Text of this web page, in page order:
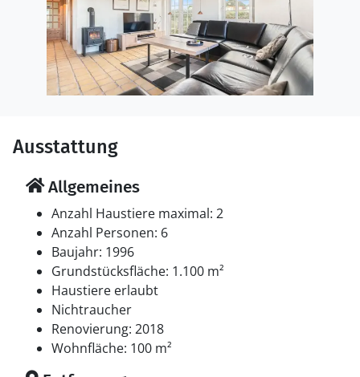
Ausstattung
Allgemeines
Anzahl Haustiere maximal: 2
Anzahl Personen: 6
Baujahr: 1996
Grundstücksfläche: 1.100 m²
Haustiere erlaubt
Nichtraucher
Renovierung: 2018
Wohnfläche: 100 m²